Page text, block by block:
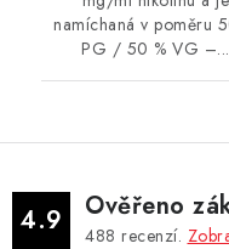
namíchaná v poměru
PG / 50 % VG –...
4.9 Ověřeno
488 recenzí.